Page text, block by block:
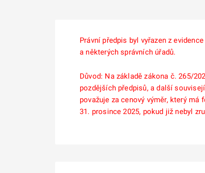
Právní předpis byl vyřazen z
a některých správních úřadů.
Důvod: Na základě zákona č. 265/
pozdějších předpisů, a další
považuje za cenový výměr, který
31. prosince 2025, pokud již nebyl